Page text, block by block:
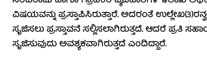
ವಿಷಯವನ್ನು ಪ್ರಸ್ತಾಪಿಸಿರುತ್ತಾರೆ. ಅದರಂತೆ
ಸೃಜಿಸಲು ಪ್ರಸ್ತಾವನೆ ಸಲ್ಲಿಸಲಾಗಿರುತ್ತದೆ. ಆದರೆ ಪ್ರತಿ
ಸೃಜಿಸುವುದು ಅವಶ್ಯಕವಾಗಿರುತ್ತದೆ ಎಂದಿದ್ದಾರೆ.